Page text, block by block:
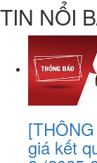
TIN NỔI
giá kết